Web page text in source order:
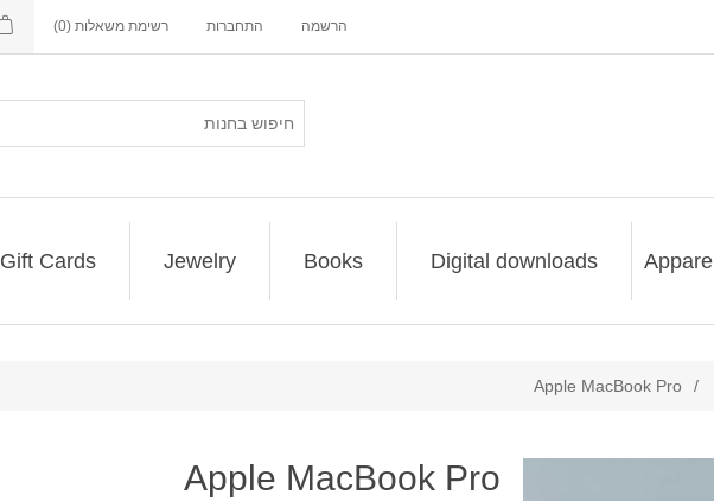
הרשמה התחברות רשימת משאלות (0)
Apparel
Digital downloads
Books
Jewelry
Gift Cards
/
Apple MacBook Pro
Apple MacBook Pro